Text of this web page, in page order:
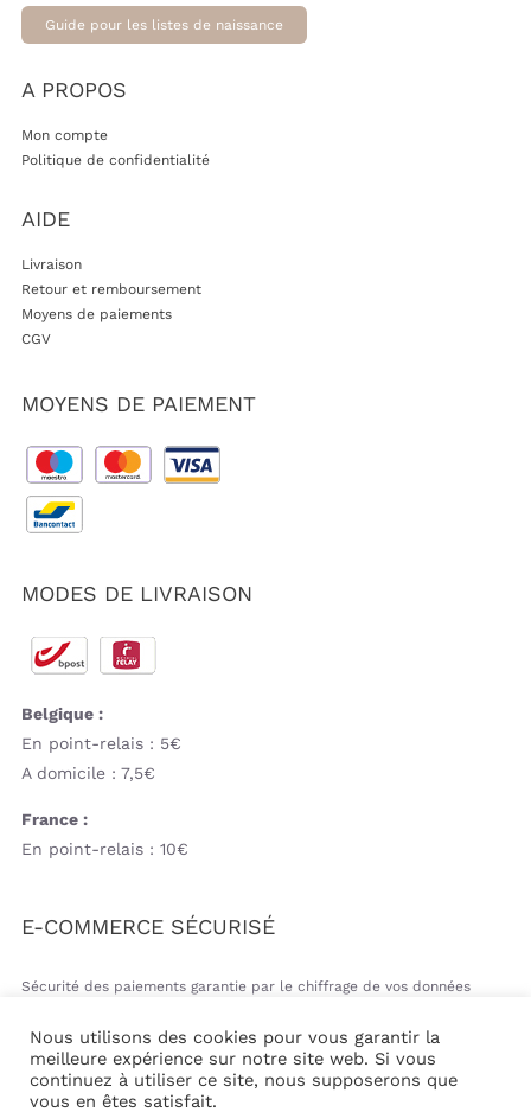
Guide pour les listes de naissance
A PROPOS
Mon compte
Politique de confidentialité
AIDE
Livraison
Retour et remboursement
Moyens de paiements
CGV
MOYENS DE PAIEMENT
MODES DE LIVRAISON
Belgique :
En point-relais : 5€
A domicile : 7,5€
France :
En point-relais : 10€
E-COMMERCE SÉCURISÉ
Sécurité des paiements garantie par le chiffrage de vos données
Nous utilisons des cookies pour vous garantir la
meilleure expérience sur notre site web. Si vous
continuez à utiliser ce site, nous supposerons que
vous en êtes satisfait.